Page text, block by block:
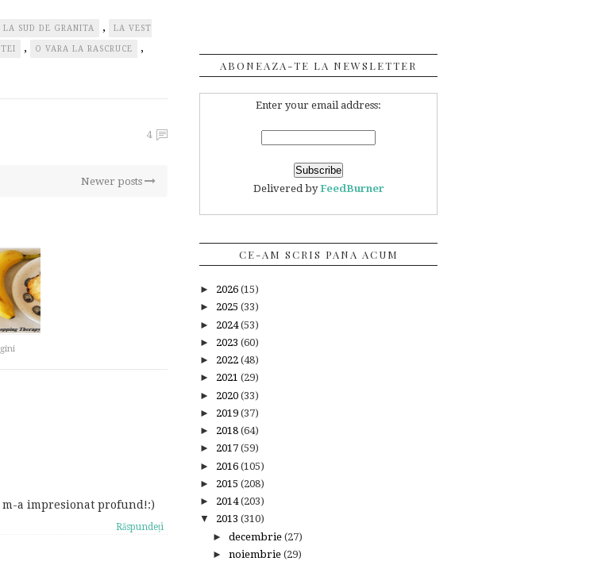
LA SUD DE GRANITA , LA VEST
, O VARA LA RASCRUCE ,
4
Newer posts
a impresionat profund!:)
Răspundeți
ABONEAZA-TE LA NEWSLETTER
Enter your email address:
Delivered byFeedBurner
CE-AM SCRIS PANA ACUM
► 2026 (15)
► 2025 (33)
► 2024(53)
► 2023 (60)
► 2022 (48)
► 2021 (29)
► 2020 (33)
► 2019 (37)
► 2018 (64)
► 2017 (59)
► 2016 (105)
► 2015 (208)
► 2014(203)
▼ 2013 (310)
► decembrie (27)
► noiembrie (29)